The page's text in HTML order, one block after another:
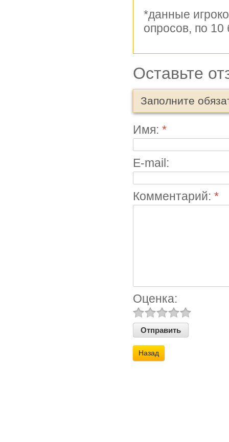
*данные
опросов, по
Оставьте
Заполните
Имя: *
E-mail:
Комментарий: *
Оценка:
Назад